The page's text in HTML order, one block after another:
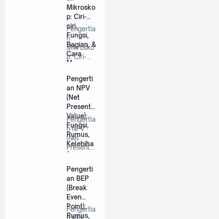
…
Mikrosko
p: Ciri-
ciri,
Fungsi,
Bagian, &
Cara
Menggun
Pengertia
n
Mikrosko
p: Ciri-
Fungsi,
Bagian,…
Pengerti
an NPV
(Net
Present
Value):
Fungsi,
Rumus,
Kelebiha
n,
gan &
Contoh
Soal
Pengertia
n NPV
(Net
Present
Fungsi,
Rumus…
Pengerti
an BEP
(Break
Even
Point):
Rumus,
Pengertia